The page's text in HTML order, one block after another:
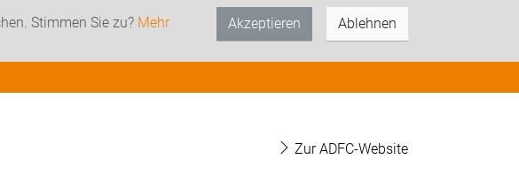
Stimmen Sie zu? Mehr
Akzeptieren Ablehnen
Zur ADFC-Website